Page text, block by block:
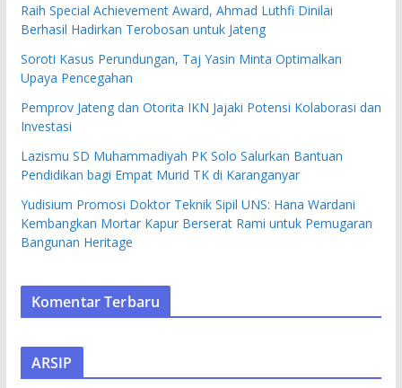
Raih Special Achievement Award, Ahmad Luthfi Dinilai
Berhasil Hadirkan Terobosan untuk Jateng
Soroti Kasus Perundungan, Taj Yasin Minta Optimalkan
Upaya Pencegahan
Pemprov Jateng dan Otorita IKN Jajaki Potensi Kolaborasi dan
Investasi
Lazismu SD Muhammadiyah PK Solo Salurkan Bantuan
Pendidikan bagi Empat Murid TK di Karanganyar
Yudisium Promosi Doktor Teknik Sipil UNS: Hana Wardani
Kembangkan Mortar Kapur Berserat Rami untuk Pemugaran
Bangunan Heritage
Komentar Terbaru
ARSIP